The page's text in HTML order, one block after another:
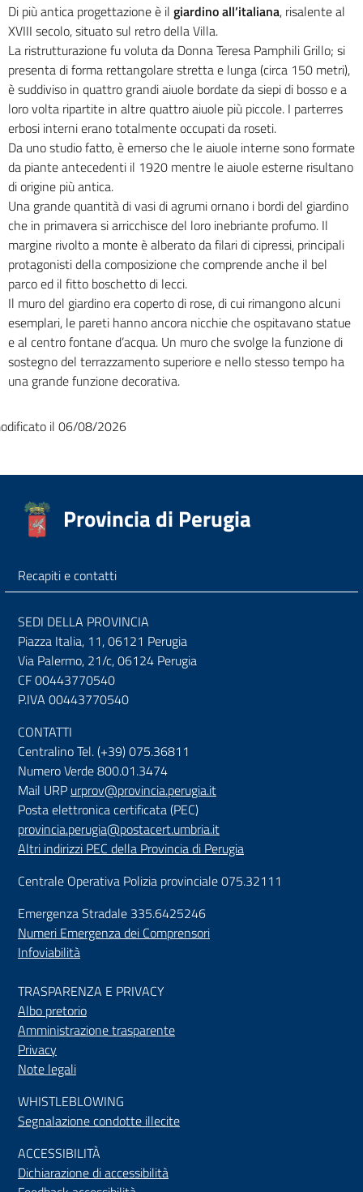
Di più antica progettazione è il giardino all’italiana, risalente al
XVIII secolo, situato sul retro della Villa.
La ristrutturazione fu voluta da Donna Teresa Pamphili Grillo; si
presenta di forma rettangolare stretta e lunga (circa 150 metri),
è suddiviso in quattro grandi aiuole bordate da siepi di bosso e a
loro volta ripartite in altre quattro aiuole più piccole. I parterres
erbosi interni erano totalmente occupati da roseti.
Da uno studio fatto, è emerso che le aiuole interne sono formate
da piante antecedenti il 1920 mentre le aiuole esterne risultano
di origine più antica.
Una grande quantità di vasi di agrumi ornano i bordi del giardino
che in primavera si arricchisce del loro inebriante profumo. Il
margine rivolto a monte è alberato da filari di cipressi, principali
protagonisti della composizione che comprende anche il bel
parco ed il fitto boschetto di lecci.
Il muro del giardino era coperto di rose, di cui rimangono alcuni
esemplari, le pareti hanno ancora nicchie che ospitavano statue
e al centro fontane d’acqua. Un muro che svolge la funzione di
sostegno del terrazzamento superiore e nello stesso tempo ha
una grande funzione decorativa.
il 06/08/2026
Provincia di Perugia
Recapiti e contatti
SEDI DELLA PROVINCIA
Piazza Italia, 11, 06121 Perugia
Via Palermo, 21/c, 06124 Perugia
CF 00443770540
P.IVA 00443770540
CONTATTI
Centralino Tel. (+39) 075.36811
Numero Verde 800.01.3474
Mail URP urprov@provincia.perugia.it
Posta elettronica certificata (PEC)
provincia.perugia@postacert.umbria.it
Altri indirizzi PEC della Provincia di Perugia
Centrale Operativa Polizia provinciale 075.32111
Emergenza Stradale 335.6425246
Numeri Emergenza dei Comprensori
Infoviabilità
TRASPARENZA E PRIVACY
Albo pretorio
Amministrazione trasparente
Privacy
Note legali
WHISTLEBLOWING
Segnalazione condotte illecite
ACCESSIBILITÀ
Dichiarazione di accessibilità